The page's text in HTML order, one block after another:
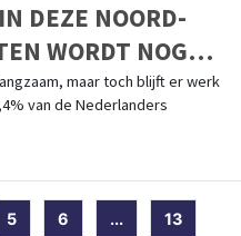
DEZE NOORD-
WORDT NOG
maar toch blijft er werk
van de Nederlanders
5 6 ... 13